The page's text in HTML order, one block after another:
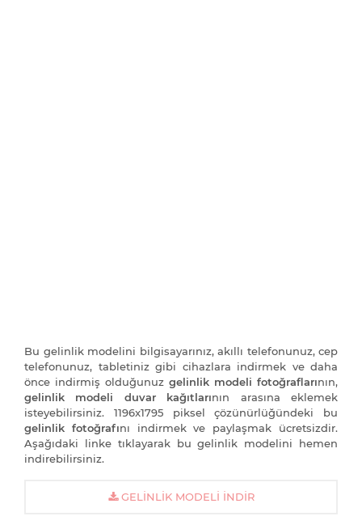
Bu gelinlik modelini bilgisayarınız, akıllı telefonunuz, cep
telefonunuz, tabletiniz gibi cihazlara indirmek ve daha
önce indirmiş olduğunuz gelinlik modeli fotoğraflarının,
gelinlik modeli duvar kağıtlarının arasına eklemek
isteyebilirsiniz. 1196x1795 piksel çözünürlüğündeki bu
gelinlik fotoğrafını indirmek ve paylaşmak ücretsizdir.
Aşağıdaki linke tıklayarak bu gelinlik modelini hemen
indirebilirsiniz.
GELINLIK MODELI İNDIR